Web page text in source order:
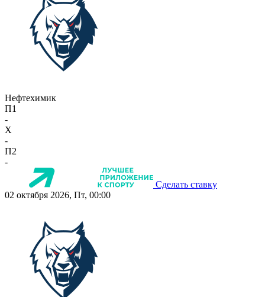
Нефтехимик
П1
-
X
-
П2
-
Сделать ставку
02 октября 2026, Пт, 00:00